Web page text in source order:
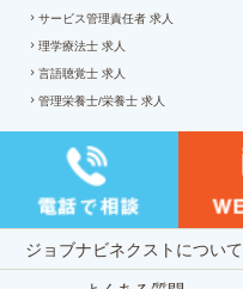
サービス管理責任者 求人
理学療法士 求人
言語聴覚士 求人
管理栄養士/栄養士 求人
ジョブナビネクストについて